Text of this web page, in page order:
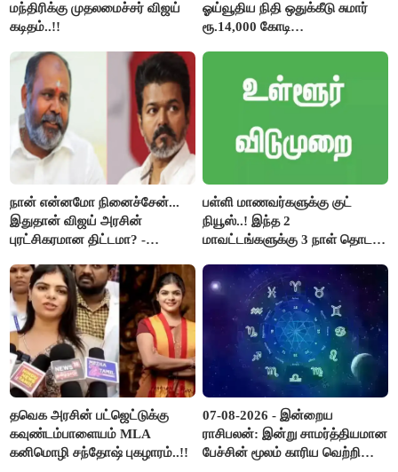
மந்திரிக்கு முதலமைச்சர் விஜய்
கடிதம்..!!
ஓய்வூதிய நிதி ஒதுக்கீடு சுமார்
ரூ.14,000 கோடி
நான் என்னமோ நினைச்சேன்...
இதுதான் விஜய் அரசின்
புரட்சிகரமான திட்டமா? -
பள்ளி மாணவர்களுக்கு குட்
நியூஸ்..! இந்த 2
மாவட்டங்களுக்கு 3 நாள் தொடர்
தவெக அரசின் பட்ஜெட்டுக்கு
கவுண்டம்பாளையம் MLA
கனிமொழி சந்தோஷ் புகழாரம்..!!
07-08-2026 - இன்றைய
ராசிபலன்: இன்று சாமர்த்தியமான
பேச்சின் மூலம் காரிய வெற்றி